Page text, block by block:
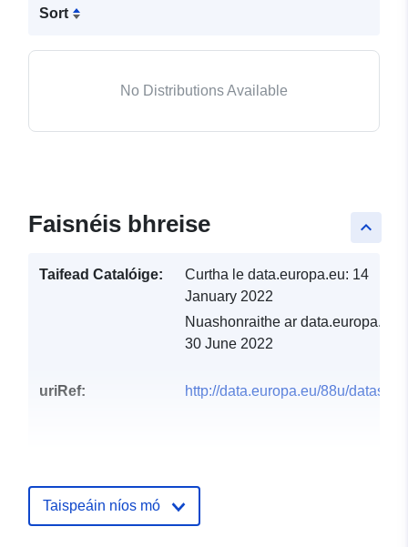
Sort
No Distributions Available
keyboard_arrow_up
Faisnéis bhreise
Taifead Catalóige: Curtha le data.europa.eu: 14
January 2022
Nuashonraithe ar data.europa.eu:
30 June 2022
uriRef: http://data.europa.eu/88u/dataset/
Taispeáin níos mó